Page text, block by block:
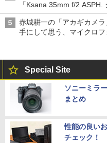
「Ksana 35mm f/2 ASPH.
赤城耕一の「アカギカメ
手にして思う、マイクロ
Special Site
ソニーミラ
まとめ
性能の良い
チェック！